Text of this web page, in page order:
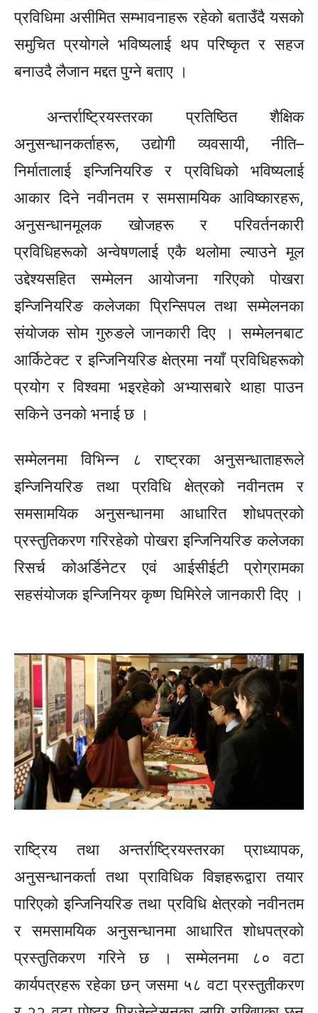
प्रविधिमा असीमित सम्भावनाहरू रहेको बताउँदै यसको
समुचित प्रयोगले भविष्यलाई थप परिष्कृत र सहज
बनाउदै लैजान मद्दत पुग्ने बताए ।
अन्तर्राष्ट्रियस्तरका प्रतिष्ठित शैक्षिक
अनुसन्धानकर्ताहरू, उद्योगी व्यवसायी,नीति–
निर्मातालाईइन्जिनियरिङ र प्रविधिको भविष्यलाई
आकार दिने नवीनतम र समसामयिक आविष्कारहरू,
अनुसन्धानमूलक खोजहरू र परिवर्तनकारी
प्रविधिहरूको अन्वेषणलाई एकै थलोमा ल्याउने मूल
उद्देश्यसहित सम्मेलन आयोजना गरिएको पोखरा
इन्जिनियरिङ कलेजका प्रिन्सिपल तथा सम्मेलनका
संयोजक सोम गुरुङले जानकारी दिए । सम्मेलनबाट
आर्किटेक्ट र इन्जिनियरिङ क्षेत्रमा नयाँ प्रविधिहरूको
प्रयोग र विश्वमा भइरहेको अभ्यासबारे थाहा पाउन
सकिने उनको भनाई छ ।
सम्मेलनमा विभिन्न ८ राष्ट्रका अनुसन्धाताहरूले
इन्जिनियरिङ तथा प्रविधि क्षेत्रको नवीनतम र
समसामयिक अनुसन्धानमा आधारित शोधपत्रको
प्रस्तुतिकरण गरिरहेको पोखरा इन्जिनियरिङ कलेजका
रिसर्च कोअर्डिनेटर एवं आईसीईटीप्रोग्रामका
सहसंयोजक इन्जिनियर कृष्ण घिमिरेले जानकारी दिए ।
राष्ट्रिय तथा अन्तर्राष्ट्रियस्तरका प्राध्यापक,
अनुसन्धानकर्ता तथा प्राविधिक विज्ञहरूद्वारा तयार
पारिएको इन्जिनियरिङ तथा प्रविधि क्षेत्रको नवीनतम
र समसामयिक अनुसन्धानमा आधारित शोधपत्रको
प्रस्तुतिकरण गरिने छ । सम्मेलनमा ८० वटा
कार्यपत्रहरू रहेका छन् जसमा ५८ वटा प्रस्तुतीकरण